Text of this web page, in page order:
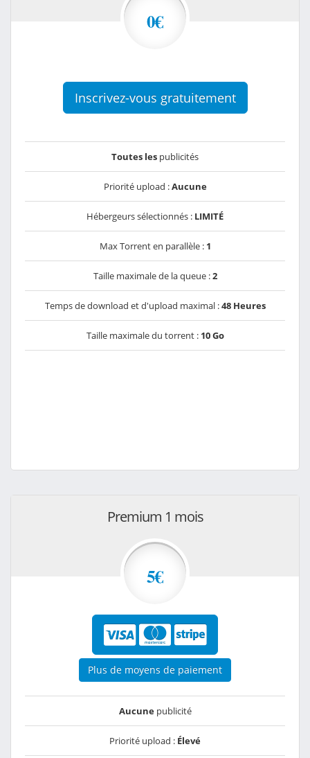
0€
Inscrivez-vous gratuitement
Toutes les publicités
Priorité upload :Aucune
Hébergeurs sélectionnés : LIMITÉ
Max Torrent en parallèle : 1
Taille maximale de la queue :2
Temps de download et d'upload maximal :48 Heures
Taille maximale du torrent : 10 Go
Premium 1 mois
5€
Plus de moyens de paiement
Aucunepublicité
Priorité upload : Élevé